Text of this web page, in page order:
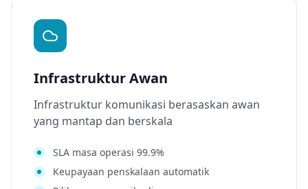
Infrastruktur Awan
Infrastruktur komunikasi berasaskan awan
yang mantap dan berskala
SLA masa operasi 99.9%
Keupayaan penskalaan automatik